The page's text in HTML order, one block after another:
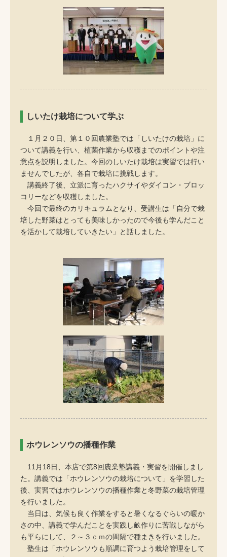
しいたけ栽培について学ぶ
１月２０日、第１０回農業塾では「しいたけの栽培」に
ついて講義を行い、植菌作業から収穫までのポイントや注
意点を説明しました。今回のしいたけ栽培は実習では行い
ませんでしたが、各自で栽培に挑戦します。
講義終了後、立派に育ったハクサイやダイコン・ブロッ
コリーなどを収穫しました。
今回で最終のカリキュラムとなり、受講生は「自分で栽
培した野菜はとっても美味しかったので今後も学んだこと
を活かして栽培していきたい」と話しました。
ホウレンソウの播種作業
11月18日、本店で第8回農業塾講義・実習を開催しまし
た。講義では「ホウレンソウの栽培について」を学習した
後、実習ではホウレンソウの播種作業と冬野菜の栽培管理
を行いました。
当日は、気候も良く作業をすると暑くなるぐらいの暖か
さの中、講義で学んだことを実践し畝作りに苦戦しながら
も平らにして、２～３ｃｍの間隔で種まきを行いました。
塾生は「ホウレンソウも順調に育つよう栽培管理をして